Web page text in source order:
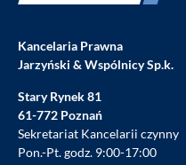
Kancelaria Prawna
Jarzyński & Wspólnicy Sp.k.
Stary Rynek 81
61-772 Poznań
Sekretariat Kancelarii czynny
Pon.-Pt. godz. 9:00-17:00